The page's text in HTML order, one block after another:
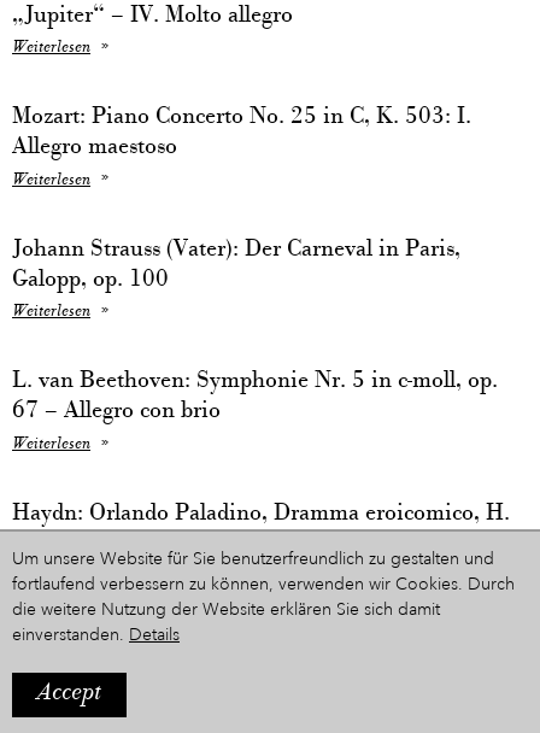
„Jupiter“ – IV. Molto allegro
Weiterlesen
Mozart: Piano Concerto No. 25 in C, K. 503: I.
Allegro maestoso
Weiterlesen
Johann Strauss (Vater): Der Carneval in Paris,
Galopp, op. 100
Weiterlesen
L. van Beethoven: Symphonie Nr. 5 in c-moll, op.
67 – Allegro con brio
Weiterlesen
Haydn: Orlando Paladino, Dramma eroicomico, H.
Weiterlesen
L. van Beethoven: Tripelkonzert in C-Dur, op. 56 –
Largo
Weiterlesen
Um unsere Website für Sie benutzerfreundlich zu gestalten und
fortlaufend verbessern zu können, verwenden wir Cookies. Durch
die weitere Nutzung der Website erklären Sie sich damit
einverstanden. Details
Accept